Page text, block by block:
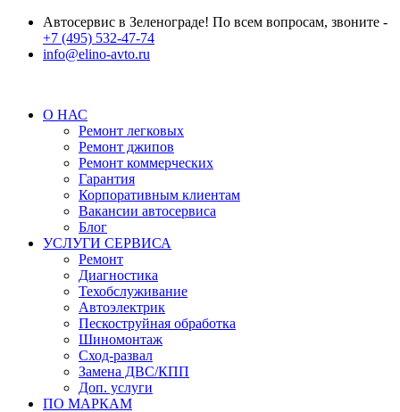
Автосервис в Зеленограде! По всем вопросам, звоните -
+7 (495) 532-47-74
info@elino-avto.ru
О НАС
Ремонт легковых
Ремонт джипов
Ремонт коммерческих
Гарантия
Корпоративным клиентам
Вакансии автосервиса
Блог
УСЛУГИ СЕРВИСА
Ремонт
Диагностика
Техобслуживание
Автоэлектрик
Пескоструйная обработка
Шиномонтаж
Сход-развал
Замена ДВС/КПП
Доп. услуги
ПО МАРКАМ